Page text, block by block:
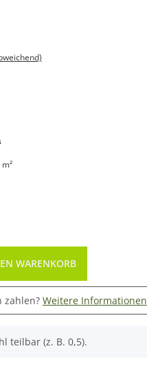
WARENKORB
zahlen? Weitere Informationen
teilbar (z. B. 0,5).